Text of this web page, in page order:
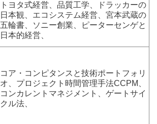
トヨタ式経営、品質工学、ドラッカーの
日本観、エコシステム経営、宮本武蔵の
五輪書、ソニー創業、ピーターセンゲと
日本的経営、
コア・コンピタンスと技術ポートフォリ
オ、プロジェクト時間管理手法CCPM、
コンカレントマネジメント、ゲートサイ
クル法、